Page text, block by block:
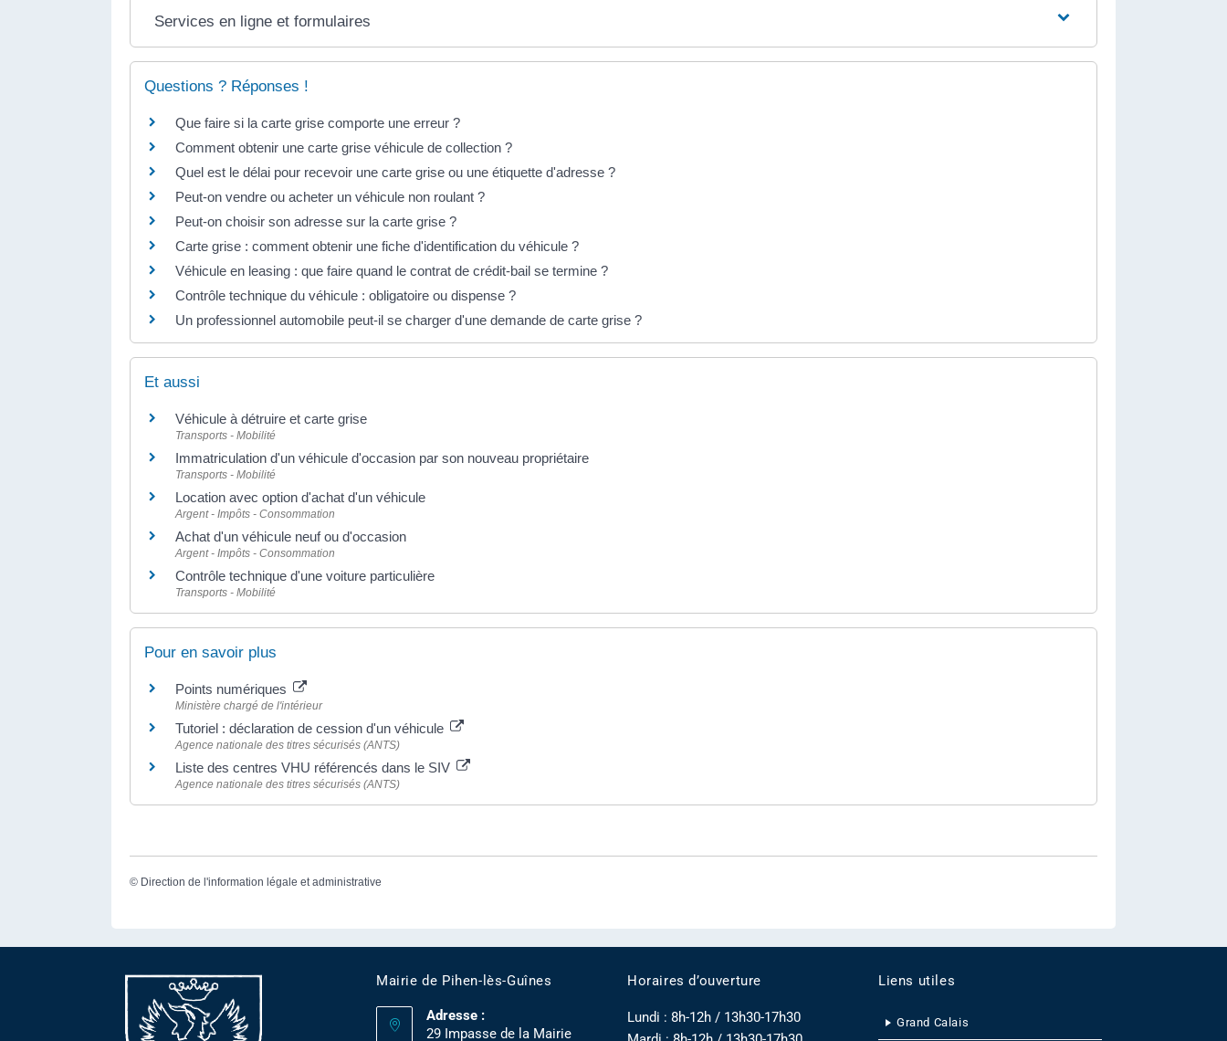
Services en ligne et formulaires
Questions ? Réponses !
Que faire si la carte grise comporte une erreur ?
Comment obtenir une carte grise véhicule de collection ?
Quel est le délai pour recevoir une carte grise ou une étiquette d'adresse ?
Peut-on vendre ou acheter un véhicule non roulant ?
Peut-on choisir son adresse sur la carte grise ?
Carte grise : comment obtenir une fiche d'identification du véhicule ?
Véhicule en leasing : que faire quand le contrat de crédit-bail se termine ?
Contrôle technique du véhicule : obligatoire ou dispense ?
Un professionnel automobile peut-il se charger d'une demande de carte grise ?
Et aussi
Véhicule à détruire et carte grise
Transports - Mobilité
Immatriculation d'un véhicule d'occasion par son nouveau propriétaire
Transports - Mobilité
Location avec option d'achat d'un véhicule
Argent - Impôts - Consommation
Achat d'un véhicule neuf ou d'occasion
Argent - Impôts - Consommation
Contrôle technique d'une voiture particulière
Transports - Mobilité
Pour en savoir plus
Points numériques
Ministère chargé de l'intérieur
Tutoriel : déclaration de cession d'un véhicule
Agence nationale des titres sécurisés (ANTS)
Liste des centres VHU référencés dans le SIV
Agence nationale des titres sécurisés (ANTS)
© Direction de l'information légale et administrative
Mairie de Pihen-lès-Guînes
Adresse :
29 Impasse de la Mairie
Horaires d’ouverture
Lundi : 8h-12h / 13h30-17h30
Liens utiles
Grand Calais